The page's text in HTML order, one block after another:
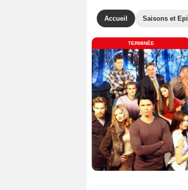
Accueil Saisons et
TERMINÉE